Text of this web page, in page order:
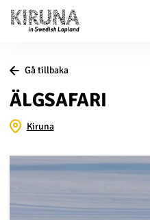
Gå tillbaka
ÄLGSAFARI
Kiruna